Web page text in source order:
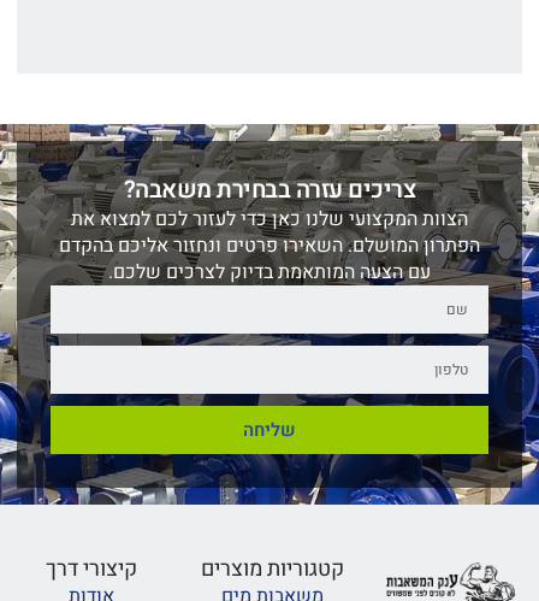
צריכים עזרה בבחירת משאבה?
הצוות המקצועי שלנו כאן כדי לעזור לכם למצוא את
הפתרון המושלם. השאירו פרטים ונחזור אליכם בהקדם
עם הצעה המותאמת בדיוק לצרכים שלכם.
שליחה
קטגוריות מוצרים קיצורי דרך